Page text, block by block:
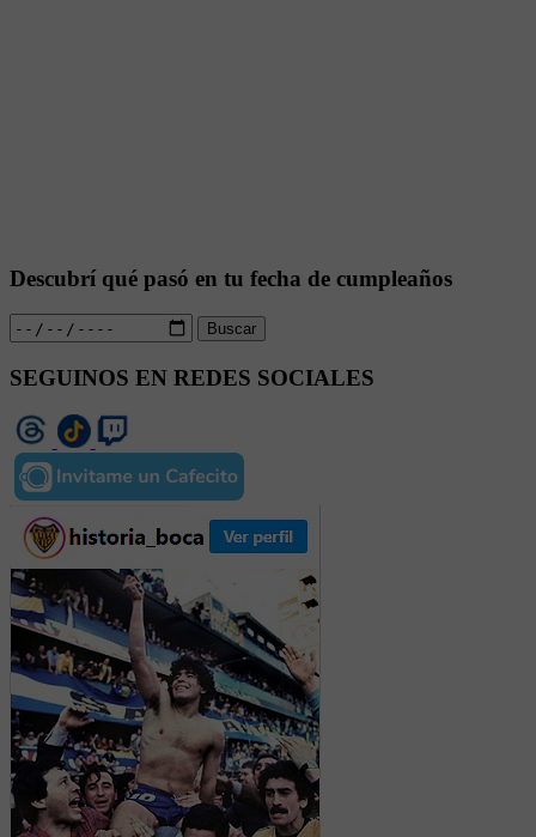
Descubrí qué pasó en tu fecha de cumpleaños
Buscar
SEGUINOS EN REDES SOCIALES